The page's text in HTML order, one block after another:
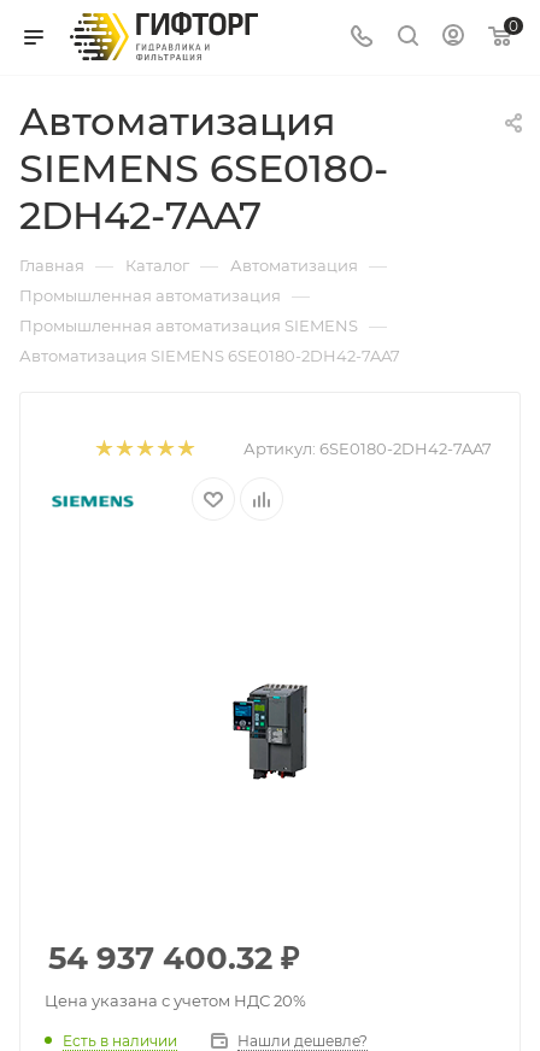
0
Автоматизация
SIEMENS 6SE0180-
2DH42-7AA7
Главная — Каталог — Автоматизация —
Промышленная автоматизация —
Промышленная автоматизация SIEMENS —
Автоматизация SIEMENS 6SE0180-2DH42-7AA7
Артикул: 6SE0180-2DH42-7AA7
54 937 400.32 ₽
Цена указана с учетом НДС 20%
Есть в наличии Нашли дешевле?